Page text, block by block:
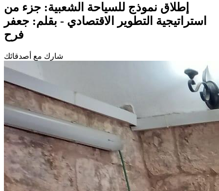
إطلاق نموذج للسياحة الشعبية: جزء من
استراتيجية التطوير الاقتصادي - بقلم: جعفر
فرح
شارك مع أصدقائك